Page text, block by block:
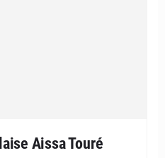
Aissa Touré